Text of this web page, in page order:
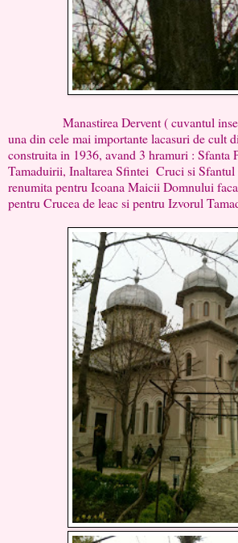
Manastirea Dervent ( cuvantul
una din cele mai importante lacasuri de cult
construita in 1936, avand 3 hramuri : Sfanta
Tamaduirii, Inaltarea Sfintei Cruci si Sfantul
renumita pentru Icoana Maicii Domnului
pentru Crucea de leac si pentru Izvorul